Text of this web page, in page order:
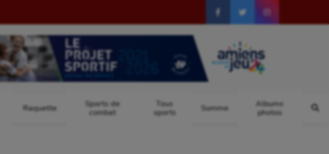
Raquette
Sports de
combat
Tous
sports
Somme
Albums
photos